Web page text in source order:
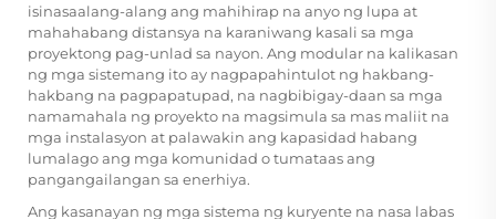
isinasaalang-alang ang mahihirap na anyo ng lupa at
mahahabang distansya na karaniwang kasali sa mga
proyektong pag-unlad sa nayon. Ang modular na kalikasan
ng mga sistemang ito ay nagpapahintulot ng hakbang-
hakbang na pagpapatupad, na nagbibigay-daan sa mga
namamahala ng proyekto na magsimula sa mas maliit na
mga instalasyon at palawakin ang kapasidad habang
lumalago ang mga komunidad o tumataas ang
pangangailangan sa enerhiya.
Ang kasanayan ng mga sistema ng kuryente na nasa labas